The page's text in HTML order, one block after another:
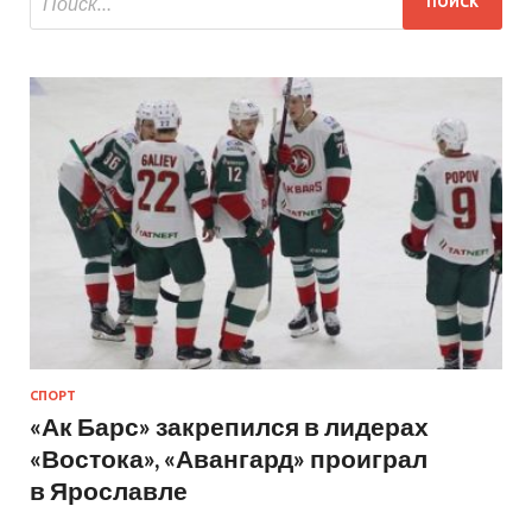
СПОРТ
«Ак Барс» закрепился в лидерах
«Востока», «Авангард» проиграл
в Ярославле